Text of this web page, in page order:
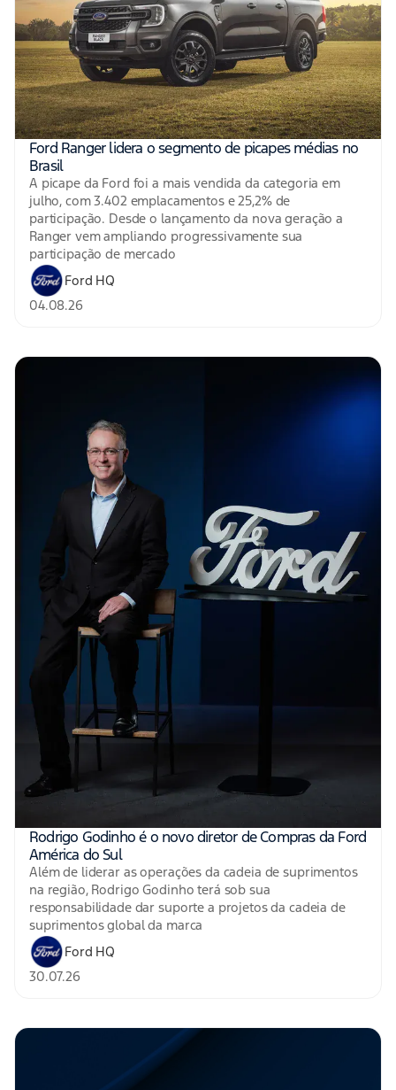
Ford Ranger lidera o segmento de picapes médias no
Brasil
A picape da Ford foi a mais vendida da categoria em
julho, com 3.402 emplacamentos e 25,2% de
participação. Desde o lançamento da nova geração a
Ranger vem ampliando progressivamente sua
participação de mercado
Ford HQ
04.08.26
Rodrigo Godinho é o novo diretor de Compras da Ford
América do Sul
Além de liderar as operações da cadeia de suprimentos
na região, Rodrigo Godinho terá sob sua
responsabilidade dar suporte a projetos da cadeia de
suprimentos global da marca
Ford HQ
30.07.26